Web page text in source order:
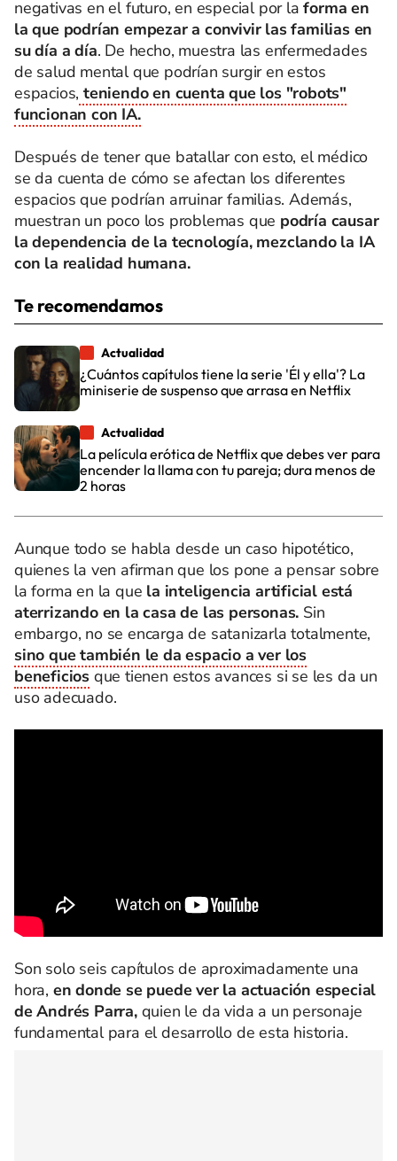
negativas en el futuro, en especial por laforma en
la que podrían empezar a convivir las familias en
su día a día. De hecho, muestra las enfermedades
de salud mental que podrían surgir en estos
espacios, teniendo en cuenta que los "robots"
funcionan con IA.
Después de tener que batallar con esto, el médico
se da cuenta de cómo se afectan los diferentes
espacios que podrían arruinar familias. Además,
muestran un poco los problemas que podría causar
la dependencia de la tecnología, mezclando la IA
con la realidad humana.
Te recomendamos
Actualidad
¿Cuántos capítulos tiene la serie 'Él y ella'? La
miniserie de suspenso que arrasa en Netflix
Actualidad
La película erótica de Netflix que debes ver para
encender la llama con tu pareja; dura menos de
2 horas
Aunque todo se habla desde un caso hipotético,
quienes la ven afirman que los pone a pensar sobre
la forma en la que la inteligencia artificial está
aterrizando en la casa de las personas. Sin
embargo, no se encarga de satanizarla totalmente,
sino que también le da espacio a ver los
beneficios que tienen estos avances si se les da un
uso adecuado.
Son solo seis capítulos de aproximadamente una
hora, en donde se puede ver la actuación especial
de Andrés Parra, quien le da vida a un personaje
fundamental para el desarrollo de esta historia.